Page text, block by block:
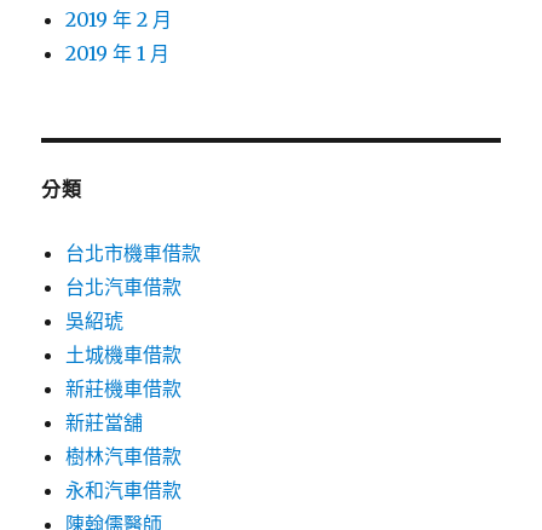
2019 年 2 月
2019 年 1 月
分類
台北市機車借款
台北汽車借款
吳紹琥
土城機車借款
新莊機車借款
新莊當舖
樹林汽車借款
永和汽車借款
陳翰儒醫師